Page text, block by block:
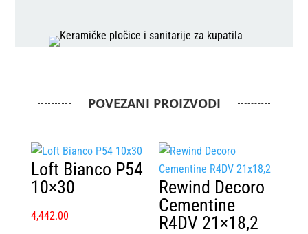
POVEZANI PROIZVODI
Loft Bianco P54
10×30
4,442.00
Rewind Decoro
Cementine
R4DV 21×18,2